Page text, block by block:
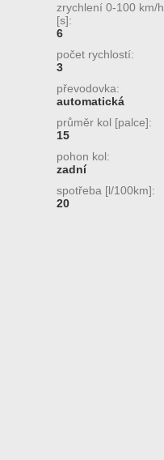
zrychlení 0-100 km/h
[s]:
6
počet rychlostí:
3
převodovka:
automatická
průměr kol [palce]:
15
pohon kol:
zadní
spotřeba [l/100km]:
20